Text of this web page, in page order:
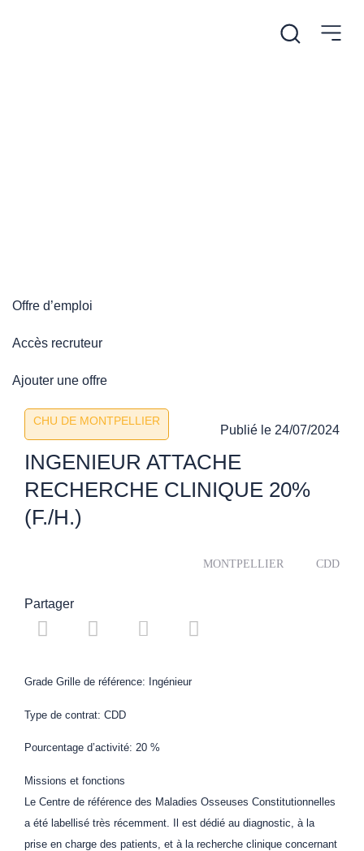
Offre d’emploi
Accès recruteur
Ajouter une offre
CHU DE MONTPELLIER
Publié le 24/07/2024
INGENIEUR ATTACHE
RECHERCHE CLINIQUE 20%
(F./H.)
MONTPELLIER CDD
Partager
Grade Grille de référence: Ingénieur
Type de contrat: CDD
Pourcentage d’activité: 20 %
Missions et fonctions
Le Centre de référence des Maladies Osseuses Constitutionnelles
a été labellisé très récemment. Il est dédié au diagnostic, à la
prise en charge des patients, et à la recherche clinique concernant